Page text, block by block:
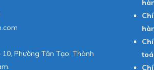
10, Phường Tân Tạo, Thành